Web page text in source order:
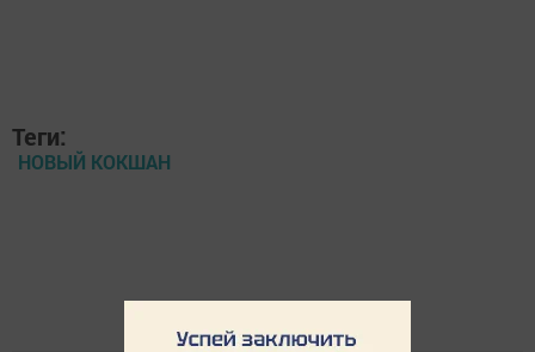
Теги:
НОВЫЙ КОКШАН